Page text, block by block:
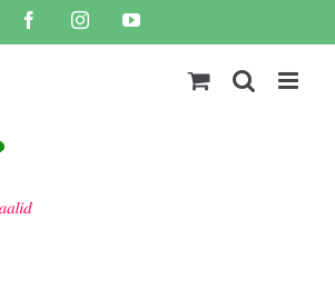
FacebookInstagramYouTube